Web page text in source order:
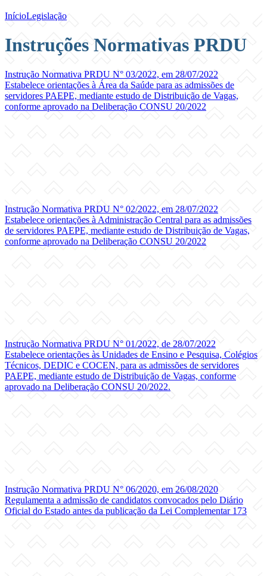
InícioLegislação
Instruções Normativas PRDU
Instrução Normativa PRDU N° 03/2022, em 28/07/2022
Estabelece orientações à Área da Saúde para as admissões de
servidores PAEPE, mediante estudo de Distribuição de Vagas,
conforme aprovado na Deliberação CONSU 20/2022
Instrução Normativa PRDU N° 02/2022, em 28/07/2022
Estabelece orientações à Administração Central para as admissões
de servidores PAEPE, mediante estudo de Distribuição de Vagas,
conforme aprovado na Deliberação CONSU 20/2022
Instrução Normativa PRDU N° 01/2022, de 28/07/2022
Estabelece orientações às Unidades de Ensino e Pesquisa, Colégios
Técnicos, DEDIC e COCEN, para as admissões de servidores
PAEPE, mediante estudo de Distribuição de Vagas, conforme
aprovado na Deliberação CONSU 20/2022.
Instrução Normativa PRDU N° 06/2020, em 26/08/2020
Regulamenta a admissão de candidatos convocados pelo Diário
Oficial do Estado antes da publicação da Lei Complementar 173